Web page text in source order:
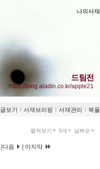
나의서재
드팀전
https://blog.aladin.co.kr/apple21
글보기 ｌ 서재브리핑 ｌ 서재관리 ｌ 북플
펼쳐보기 5개 날짜순
다음 마지막